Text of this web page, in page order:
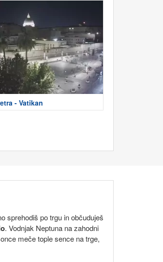
- Vatikan
sprehodiš po trgu in občuduješ
. Vodnjak Neptuna na zahodni
meče tople sence na trge,